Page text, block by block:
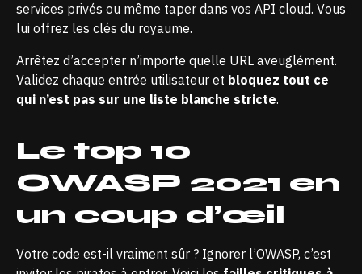
services privés ou même taper dans vos API cloud. Vous
lui offrez les clés du royaume.
Arrêtez d’accepter n’importe quelle URL aveuglément.
Validez chaque entrée utilisateur et bloquez tout ce
qui n’est pas sur une liste blanche stricte.
Le top 10
OWASP 2021 en
un coup d’œil
Votre code est-il vraiment sûr ? Ignorer l’OWASP, c’est